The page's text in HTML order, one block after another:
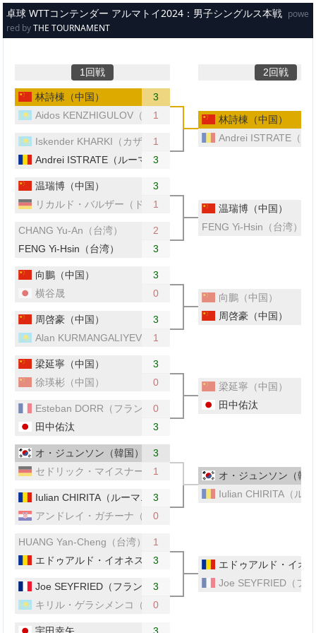
メインコンテンツへスキップ
卓球 WTTコンテンダー アルマトイ2024：男子シングルス本戦 powe
red byTHE TOURNAMENT
1回戦 2回戦
林詩棟（中国）
3
Aidos KENZHIGULOV（カザフスタン）
1
Iskender KHARKI（カザフスタン）
1
Andrei ISTRATE（ルーマニア）
3
温瑞博（中国）
3
リカルド・バルザー（ドイツ）
1
CHANG Yu-An（台湾）
2
FENG Yi-Hsin（台湾）
3
向鵬（中国）
3
横谷晟
0
周啓豪（中国）
3
Alan KURMANGALIYEV（カザフスタン）
1
梁延寧（中国）
3
徐瑛彬（中国）
0
Esteban DORR（フランス）
0
田中佑汰
3
オ・ジュンソン（韓国）
3
セドリック・マイスナー（ドイツ）
1
Iulian CHIRITA（ルーマニア）
3
アンドレイ・ガチーナ（クロアチア）
0
HUANG Yan-Cheng（台湾）
1
エドゥアルド・イオネスク（ルーマニア）
3
Joe SEYFRIED（フランス）
3
キリル・ゲラシメンコ（カザフスタン）
0
林詩棟（中国）
Andrei ISTRATE（ル
温瑞博（中国）
FENG Yi-Hsin（台湾）
向鵬（中国）
周啓豪（中国）
梁延寧（中国）
田中佑汰
オ・ジュンソン（韓
Iulian CHIRITA（ル
エドゥアルド・イオ
Joe SEYFRIED（フ